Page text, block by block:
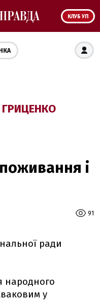
КЛУБ УП
ГРИЦЕНКО
і
91
ради
народного
у